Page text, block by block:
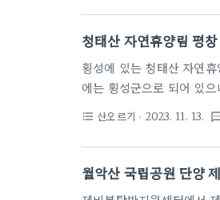
청태산 자연휴양림 평
횡성에 있는 청태산 자연
에는 횡성군으로 되어 있
으로 2500원입니다. 65
표소에서 입장료를 내고
로 1등산로부터 5등산로
format_list_bulleted 산오르기 · 2023. 11. 13.
월악산 국립공원 단양